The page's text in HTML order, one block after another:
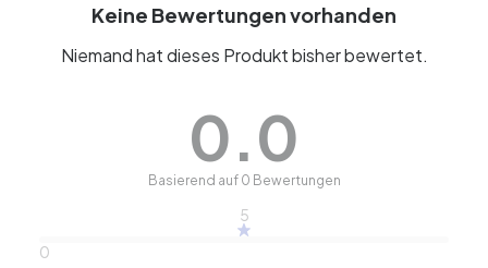
Keine Bewertungen vorhanden
Niemand hat dieses Produkt bisher bewertet.
0.0
Basierend auf 0 Bewertungen
5
0